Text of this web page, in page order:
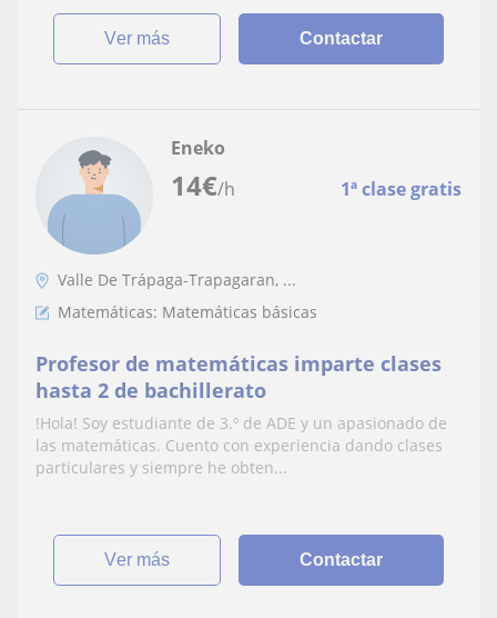
ver más Contactar
14€/h 1ª clase gratis
Eneko
Valle De Trápaga-Trapagaran, ...
Matemáticas: Matemáticas básicas
Profesor de matemáticas imparte clases
hasta 2 de bachillerato
!Hola! Soy estudiante de 3.º de ADE y un apasionado de
las matemáticas. Cuento con experiencia dando clases
particulares y siempre he obten...
ver más Contactar